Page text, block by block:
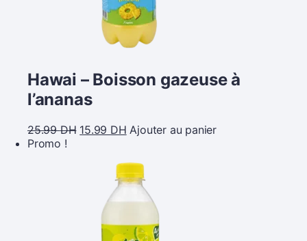
Hawai – Boisson gazeuse à
l’ananas
25.99DH 15.99 DH Ajouter au panier
Promo !